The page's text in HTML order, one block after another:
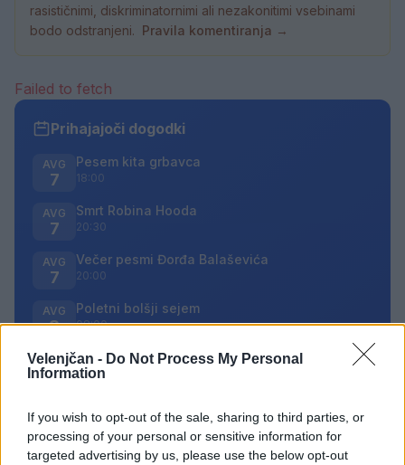
Velenjčan - Do Not Process My Personal
Information
If you wish to opt-out of the sale, sharing to third parties, or
processing of your personal or sensitive information for
targeted advertising by us, please use the below opt-out
rasističnimi, diskriminatornimi ali nezakonitimi vsebinami
bodo odstranjeni. Pravila komentiranja →
Failed to fetch
Prihajajoči dogodki
AVG
7
Pesem kita grbavca
18:00
AVG
7
Smrt Robina Hooda
20:30
AVG
7
Večer pesmi Đorđa Balaševića
20:00
AVG
8
Poletni bolšji sejem
08:00
Najbolj brano